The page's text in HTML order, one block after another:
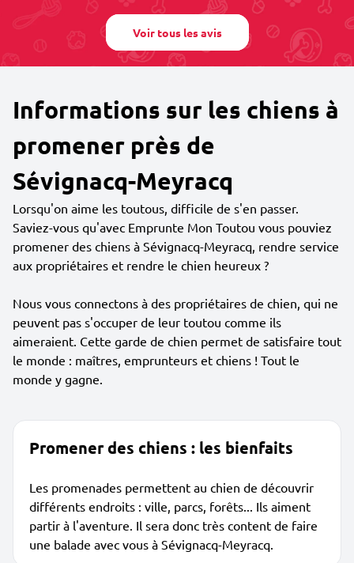
Voir tous les avis
Informations sur les chiens à
promener près de
Sévignacq-Meyracq
Lorsqu'on aime les toutous, difficile de s'en passer.
Saviez-vous qu'avec Emprunte Mon Toutou vous pouviez
promener des chiens à Sévignacq-Meyracq, rendre service
aux propriétaires et rendre le chien heureux ?
Nous vous connectons à des propriétaires de chien, qui ne
peuvent pas s'occuper de leur toutou comme ils
aimeraient. Cette garde de chien permet de satisfaire tout
le monde : maîtres, emprunteurs et chiens ! Tout le
monde y gagne.
Promener des chiens : les bienfaits
Les promenades permettent au chien de découvrir
différents endroits : ville, parcs, forêts... Ils aiment
partir à l'aventure. Il sera donc très content de faire
une balade avec vous à Sévignacq-Meyracq.